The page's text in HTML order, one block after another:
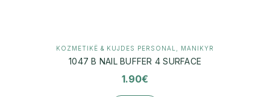
KOZMETIKË & KUJDES PERSONAL MANIKYR
1047 B NAIL BUFFER 4 SURFACE
1.90€